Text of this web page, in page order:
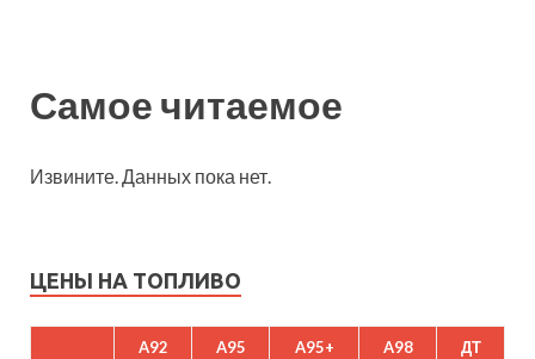
Самое читаемое
Извините. Данных пока нет.
ЦЕНЫ НА ТОПЛИВО
A92 A95 A95+ A98 ДТ